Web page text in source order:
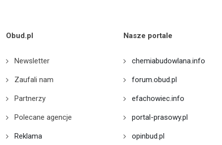
Obud.pl
Newsletter
Zaufali nam
Partnerzy
Polecane agencje
Reklama
Nasze portale
chemiabudowlana.info
forum.obud.pl
efachowiec.info
portal-prasowy.pl
opinbud.pl